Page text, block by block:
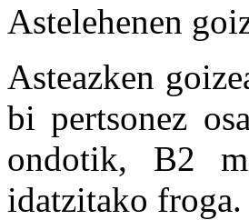
Astelehenen
Asteazken
bi pertsonez
ondotik, B2
idatzitako froga.